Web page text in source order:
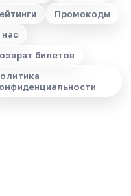
Промокоды
нас
билетов